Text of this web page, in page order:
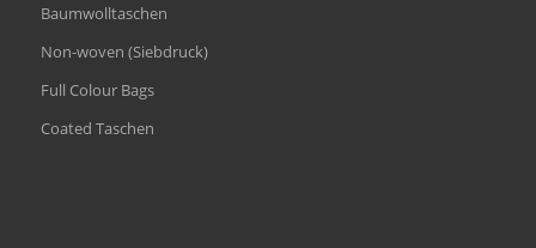
Baumwolltaschen
Non-woven (Siebdruck)
Full Colour Bags
Coated Taschen